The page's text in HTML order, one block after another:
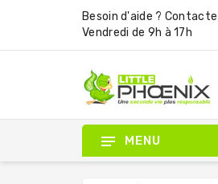
Besoin d'aide ?
Vendredi de 9h à 17h
MENU